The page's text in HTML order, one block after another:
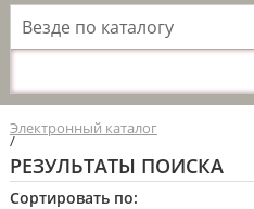
Везде по каталогу
Электронный каталог
/
РЕЗУЛЬТАТЫ ПОИСКА
Сортировать по: